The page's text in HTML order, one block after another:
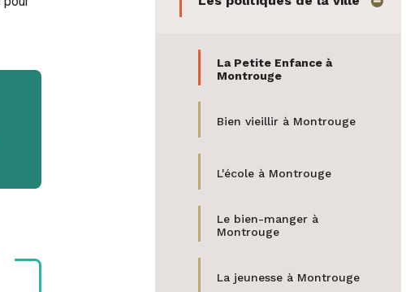
La Petite Enfance à
Montrouge
Bien vieillir à Montrouge
L'école à Montrouge
Le bien-manger à
Montrouge
La jeunesse à Montrouge